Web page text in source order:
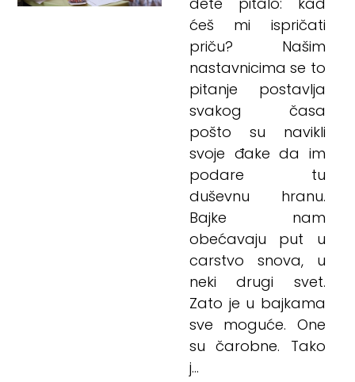
dete pitalo: kad
ćeš mi ispričati
priču? Našim
nastavnicima se to
pitanje postavlja
svakog časa
pošto su navikli
svoje đake da im
podare tu
duševnu hranu.
Bajke nam
obećavaju put u
carstvo snova, u
neki drugi svet.
Zato je u bajkama
sve moguće. One
su čarobne. Tako
j...